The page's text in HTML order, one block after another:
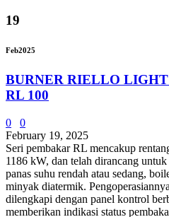
19
Feb2025
BURNER RIELLO
RL 100
0
0
February 19, 2025
Seri pembakar RL mencakup
1186 kW, dan telah dirancang
panas suhu rendah atau sedang,
minyak diatermik.
dilengkapi dengan panel kontrol
memberikan indikasi status